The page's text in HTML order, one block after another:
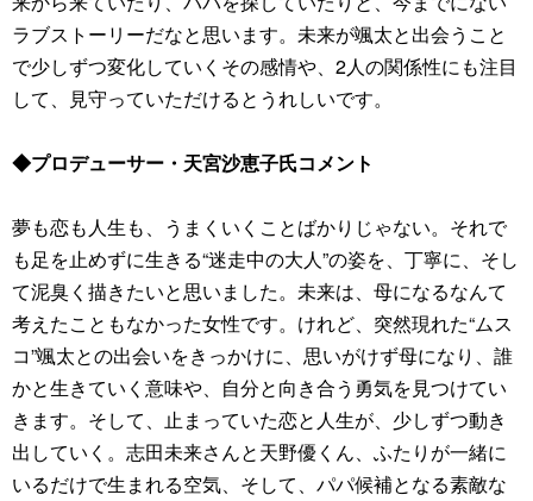
ラブストーリーだなと思います。未来が颯太と出会うこと
で少しずつ変化していくその感情や、2人の関係性にも注目
して、見守っていただけるとうれしいです。
◆プロデューサー・天宮沙恵子氏コメント
夢も恋も人生も、うまくいくことばかりじゃない。それで
も足を止めずに生きる“迷走中の大人”の姿を、丁寧に、そし
て泥臭く描きたいと思いました。未来は、母になるなんて
考えたこともなかった女性です。けれど、突然現れた“ムス
コ”颯太との出会いをきっかけに、思いがけず母になり、誰
かと生きていく意味や、自分と向き合う勇気を見つけてい
きます。そして、止まっていた恋と人生が、少しずつ動き
出していく。志田未来さんと天野優くん、ふたりが一緒に
いるだけで生まれる空気、そして、パパ候補となる素敵な